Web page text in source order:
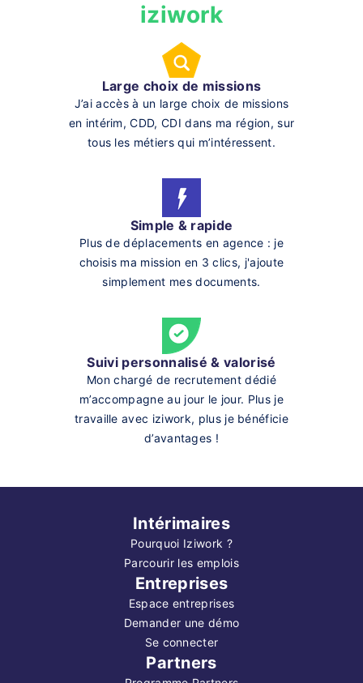
iziwork
Large choix de missions
J’ai accès à un large choix de missions
en intérim, CDD, CDI dans ma région, sur
tous les métiers qui m’intéressent.
Simple & rapide
Plus de déplacements en agence : je
choisis ma mission en 3 clics, j'ajoute
simplement mes documents.
Suivi personnalisé & valorisé
Mon chargé de recrutement dédié
m’accompagne au jour le jour. Plus je
travaille avec iziwork, plus je bénéficie
d’avantages !
Intérimaires
Pourquoi Iziwork ?
Parcourir les emplois
Entreprises
Espace entreprises
Demander une démo
Se connecter
Partners